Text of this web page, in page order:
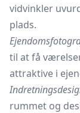
vidvinkler
plads.
til at få
attraktive i
rummet og